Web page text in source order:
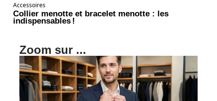
Accessoires
Collier menotte et bracelet menotte : les
indispensables !
Zoom sur ...